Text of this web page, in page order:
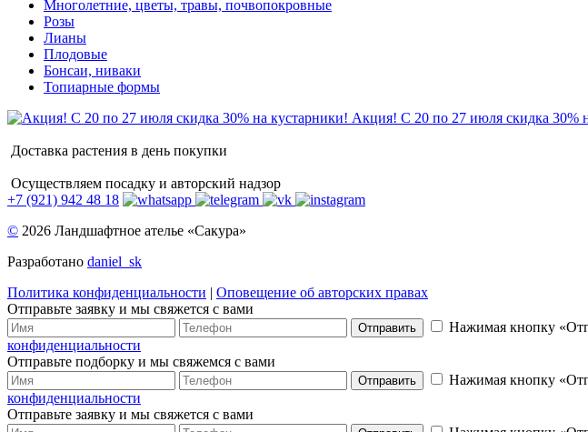
Многолетние, цветы, травы, почвопокровные
Розы
Лианы
Плодовые
Бонсаи, ниваки
Топиарные формы
Акция! С 20 по 27 июля скидка 30%
Доставка растения в день покупки
Осуществляем посадку и авторский надзор
+7 (921) 942 48 18
© 2026 Ландшафтное ателье «Сакура»
Разработано daniel_sk
Политика конфиденциальности | Оповещение об авторских правах
Отправьте заявку и мы свяжется с вами
Отправить Нажимая кнопку
конфиденциальности
Отправьте подборку и мы свяжемся с вами
Отправить Нажимая кнопку
конфиденциальности
Отправьте заявку и мы свяжется с вами